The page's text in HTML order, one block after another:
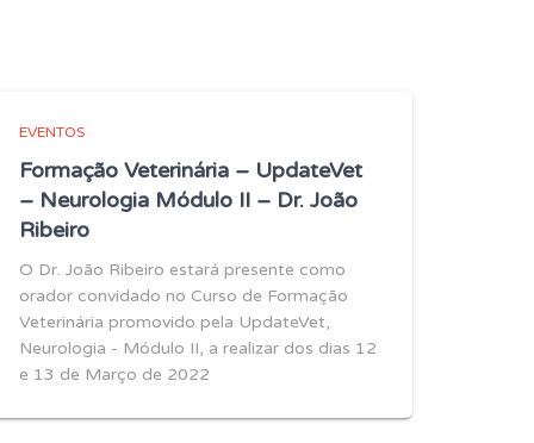
EVENTOS
Formação Veterinária – UpdateVet
– Neurologia Módulo II – Dr. João
Ribeiro
O Dr. João Ribeiro estará presente como
orador convidado no Curso de Formação
Veterinária promovido pela UpdateVet,
Neurologia - Módulo II, a realizar dos dias 12
e 13 de Março de 2022